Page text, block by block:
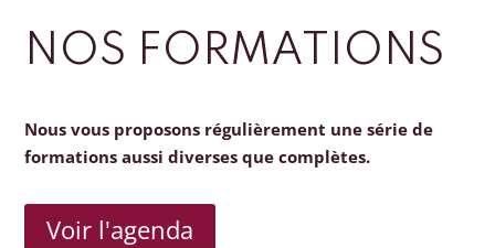
NOS FORMATIONS
Nous vous proposons régulièrement une série de
formations aussi diverses que complètes.
Voir l'agenda